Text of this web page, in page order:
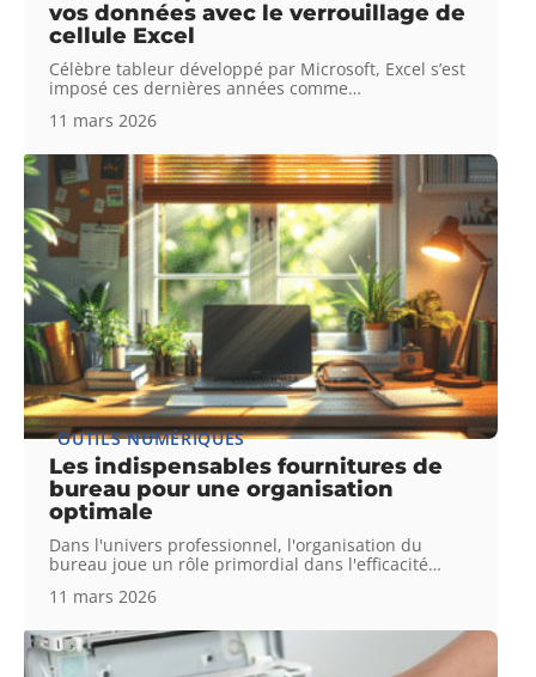
vos données avec le verrouillage de
cellule Excel
Célèbre tableur développé par Microsoft, Excel s’est
imposé ces dernières années comme…
11 mars 2026
OUTILS NUMÉRIQUES
Les indispensables fournitures de
bureau pour une organisation
optimale
Dans l'univers professionnel, l'organisation du
bureau joue un rôle primordial dans l'efficacité…
11 mars 2026